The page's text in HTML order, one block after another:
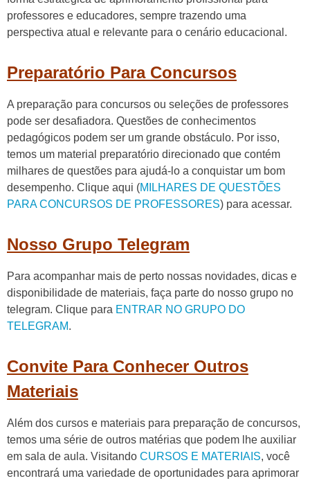
professores e educadores, sempre trazendo uma
perspectiva atual e relevante para o cenário educacional.
Preparatório Para Concursos
A preparação para concursos ou seleções de professores
pode ser desafiadora. Questões de conhecimentos
pedagógicos podem ser um grande obstáculo. Por isso,
temos um material preparatório direcionado que contém
milhares de questões para ajudá-lo a conquistar um bom
desempenho. Clique aqui (MILHARES DE QUESTÕES
PARA CONCURSOS DE PROFESSORES) para acessar.
Nosso Grupo Telegram
Para acompanhar mais de perto nossas novidades, dicas e
disponibilidade de materiais, faça parte do nosso grupo no
telegram. Clique para ENTRAR NO GRUPO DO
TELEGRAM.
Convite Para Conhecer Outros
Materiais
Além dos cursos e materiais para preparação de concursos,
temos uma série de outros matérias que podem lhe auxiliar
em sala de aula. Visitando CURSOS E MATERIAIS, você
encontrará uma variedade de oportunidades para aprimorar